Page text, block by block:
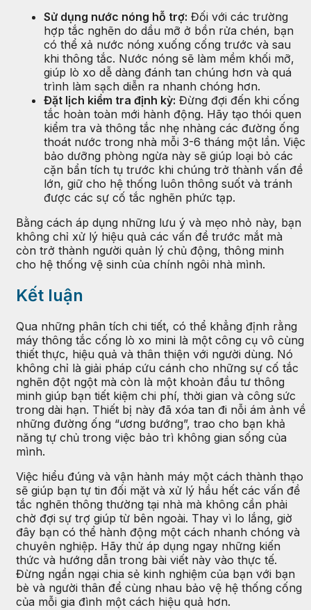
Sử dụng nước nóng hỗ trợ: Đối với các trường
hợp tắc nghẽn do dầu mỡ ở bồn rửa chén, bạn
có thể xả nước nóng xuống cống trước và sau
khi thông tắc. Nước nóng sẽ làm mềm khối mỡ,
giúp lò xo dễ dàng đánh tan chúng hơn và quá
trình làm sạch diễn ra nhanh chóng hơn.
Đặt lịch kiểm tra định kỳ: Đừng đợi đến khi cống
tắc hoàn toàn mới hành động. Hãy tạo thói quen
kiểm tra và thông tắc nhẹ nhàng các đường ống
thoát nước trong nhà mỗi 3-6 tháng một lần. Việc
bảo dưỡng phòng ngừa này sẽ giúp loại bỏ các
cặn bẩn tích tụ trước khi chúng trở thành vấn đề
lớn, giữ cho hệ thống luôn thông suốt và tránh
được các sự cố tắc nghẽn phức tạp.
Bằng cách áp dụng những lưu ý và mẹo nhỏ này, bạn
không chỉ xử lý hiệu quả các vấn đề trước mắt mà
còn trở thành người quản lý chủ động, thông minh
cho hệ thống vệ sinh của chính ngôi nhà mình.
Kết luận
Qua những phân tích chi tiết, có thể khẳng định rằng
máy thông tắc cống lò xo mini là một công cụ vô cùng
thiết thực, hiệu quả và thân thiện với người dùng. Nó
không chỉ là giải pháp cứu cánh cho những sự cố tắc
nghẽn đột ngột mà còn là một khoản đầu tư thông
minh giúp bạn tiết kiệm chi phí, thời gian và công sức
trong dài hạn. Thiết bị này đã xóa tan đi nỗi ám ảnh về
những đường ống “ương bướng”, trao cho bạn khả
năng tự chủ trong việc bảo trì không gian sống của
mình.
Việc hiểu đúng và vận hành máy một cách thành thạo
sẽ giúp bạn tự tin đối mặt và xử lý hầu hết các vấn đề
tắc nghẽn thông thường tại nhà mà không cần phải
chờ đợi sự trợ giúp từ bên ngoài. Thay vì lo lắng, giờ
đây bạn có thể hành động một cách nhanh chóng và
chuyên nghiệp. Hãy thử áp dụng ngay những kiến
thức và hướng dẫn trong bài viết này vào thực tế.
Đừng ngần ngại chia sẻ kinh nghiệm của bạn với bạn
bè và người thân để cùng nhau bảo vệ hệ thống cống
của mỗi gia đình một cách hiệu quả hơn.